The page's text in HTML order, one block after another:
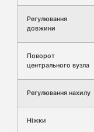
Регулювання
довжини
Поворот
центрального вузла
Регулювання нахилу
Ніжки